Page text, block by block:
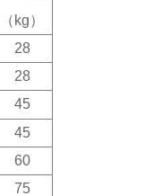
（kg）
28
28
45
45
60
75